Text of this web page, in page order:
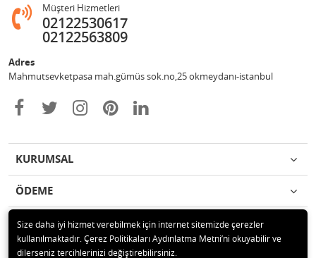
Müşteri Hizmetleri
02122530617
02122563809
Adres
Mahmutsevketpasa mah.gümüs sok.no,25 okmeydanı-istanbul
KURUMSAL
ÖDEME
İLETİŞİM
Size daha iyi hizmet verebilmek için internet sitemizde çerezler
kullanılmaktadır. Çerez Politikaları Aydınlatma Metni’ni okuyabilir ve
dilerseniz tercihlerinizi değiştirebilirsiniz.